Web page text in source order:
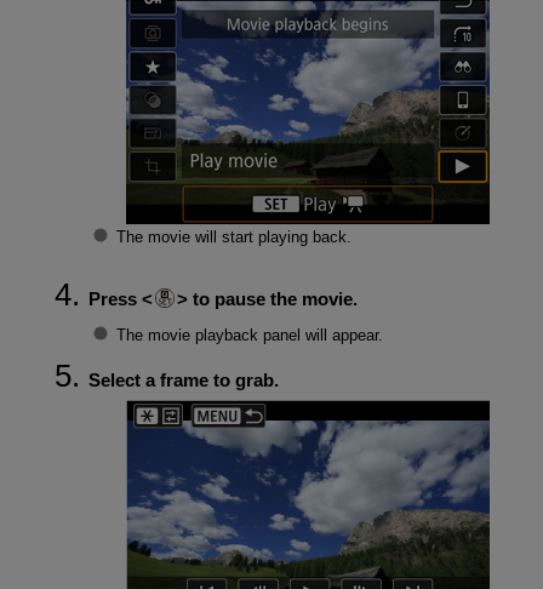
The movie will start playing back.
Press to pause the movie.
The movie playback panel will appear.
Select a frame to grab.